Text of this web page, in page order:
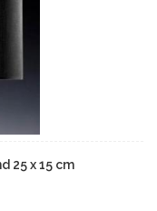
25 x 15 cm